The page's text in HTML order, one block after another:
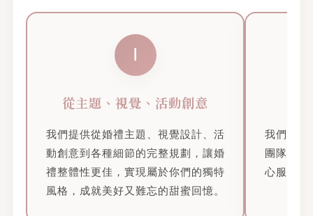
Ⅰ
從主題、視覺、活動創意
我們提供從婚禮主題、視覺設計、活
動創意到各種細節的完整規劃，讓婚
禮整體性更佳，實現屬於你們的獨特
風格，成就美好又難忘的甜蜜回憶。
我們是你
團隊攜
心服務，